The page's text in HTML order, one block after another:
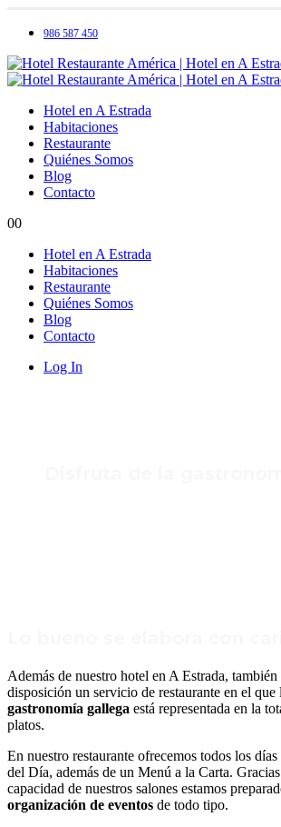
986 587 450
Hotel en A Estrada
Habitaciones
Restaurante
Quiénes Somos
Blog
Contacto
00
Hotel en A Estrada
Habitaciones
Restaurante
Quiénes Somos
Blog
Contacto
Log In
Además de nuestro hotel en A Estrada, también
disposición un servicio de restaurante en el que
gastronomía gallega está representada en la
platos.
En nuestro restaurante ofrecemos todos los
del Día, además de un Menú a la Carta.
capacidad de nuestros salones estamos
organización de eventos de todo tipo.